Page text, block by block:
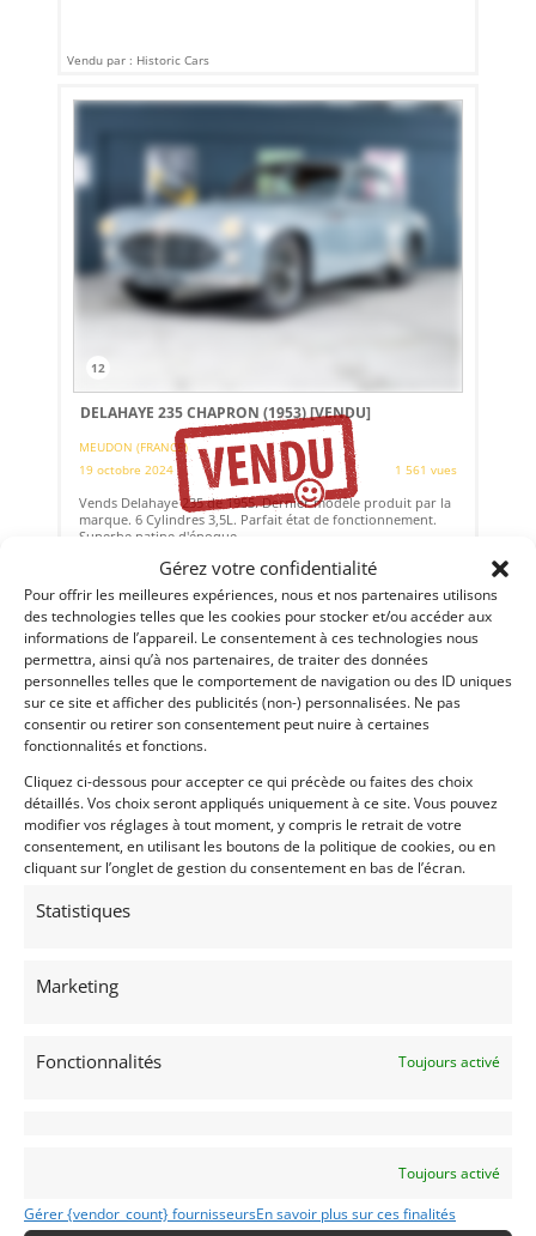
Gérez votre confidentialité
Pour offrir les meilleures expériences, nous et nos partenaires utilisons
des technologies telles que les cookies pour stocker et/ou accéder aux
informations de l’appareil. Le consentement à ces technologies nous
permettra, ainsi qu’à nos partenaires, de traiter des données
personnelles telles que le comportement de navigation ou des ID uniques
sur ce site et afficher des publicités (non-) personnalisées. Ne pas
consentir ou retirer son consentement peut nuire à certaines
fonctionnalités et fonctions.
Cliquez ci-dessous pour accepter ce qui précède ou faites des choix
détaillés. Vos choix seront appliqués uniquement à ce site. Vous pouvez
modifier vos réglages à tout moment, y compris le retrait de votre
consentement, en utilisant les boutons de la politique de cookies, ou en
cliquant sur l’onglet de gestion du consentement en bas de l’écran.
Statistiques
Marketing
Fonctionnalités Toujours activé
Toujours activé
Gérer {vendor_count} fournisseursEn savoir plus sur ces finalités
Vendu par : Historic Cars
12
DELAHAYE 235 CHAPRON (1953)[VENDU]
MEUDON (FRANCE)
19 octobre 2024
1 561 vues
Vends Delahaye 235 de 1955. Dernier modèle produit par la
marque. 6 Cylindres 3,5L. Parfait état de fonctionnement.
Superbe patine d'époque.
Vendu par : Historic Cars
16
[VENDU]
Vends Ferrari 512BB de 1981, 95 000kms. Classiche. Pour